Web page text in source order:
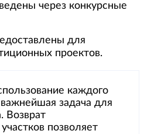
через конкурсные
для
проектов.
каждого
задача для
Возврат
позволяет